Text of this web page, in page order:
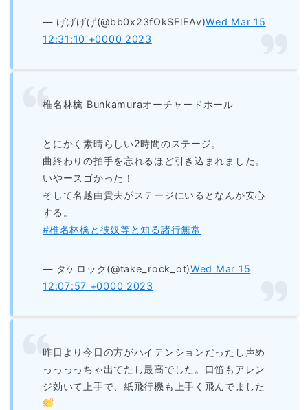
— げげげげ(@bb0x23fOkSFlEAv)Wed Mar 15
12:31:10 +0000 2023
椎名林檎 Bunkamuraオーチャードホール
とにかく素晴らしい2時間のステージ。
曲終わりの拍手を忘れるほど引き込まれました。
いやースゴかった！
そして名越由貴夫がステージにいるとなんか安心
する。
#椎名林檎と彼奴等と知る諸行無常
— タケロック(@take_rock_ot)Wed Mar 15
12:07:57 +0000 2023
昨日より今日の方がハイテンションだったし声め
っっっっちゃ出てたし最高でした。口笛もアレン
ジ効いて上手で、紙飛行機も上手く飛んでました